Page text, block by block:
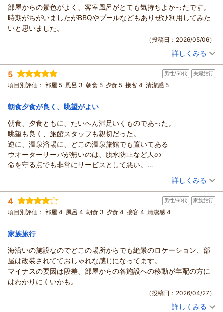
東京ドーム様とご友人の皆様のまたのお帰りを、スタッフ一同
心よりお待ちしております。
漁火の宿シーサイド観潮スタッフ一同
（返信日：2026/05/22）
討するための参考とさせていただきます。
そのような中でも、お食事につきまして「量・味・接客ともに
よかった」とのお言葉を頂戴し、大変嬉しく拝読いたしまし
た。個室でゆったりとお過ごしいただき、ご夫婦での大切なお
時間のお手伝いができましたことを光栄に思っております。
手、海を望む景色などもご満喫いただけたご様子に安堵してお
ります。離れ客室ならではのプライベート感と、海辺ならでは
の開放感を感じていただけておりましたら幸いです。
「総じてまあ満足」とのお言葉を、次回は「とても満足」と感
てまいります。
また季節を変えて、和歌の浦の景色と温泉でゆっくりとした時
間をお過ごしいただけましたら幸いでございます。
オカチン様ご夫婦のまたのお帰りを、スタッフ一同心よりお待
ちしております。
今回もお世話になりありがとうございました
〇タバコ吸う方へ 喫煙所がいくつかありますよ
〇クラフトビールもあります
大浴場行かれる方はそこだけ気にするとよいかもです
紀州温泉 ありがとうの湯 漁火の宿 シーサイド観潮からの返信
えぼし様
いつも漁火の宿シーサイド観潮をご愛顧いただき、誠にありが
この度はご主人様のお誕生日という大切なご旅行に、再び当館
をお選びいただけましたこと、スタッフ一同大変光栄に存じま
す。
前回のご宿泊を気に入ってくださり、「また来たい」と思って
いただけたことは、私どもにとって何より嬉しいお言葉でござ
います。
ル」とのお言葉を頂戴し、大変嬉しく拝読いたしました。和歌
の浦に沈む夕日は、季節や天候によって表情を変え、その瞬間
だけの特別な景色をお楽しみいただけます。
また、お誕生日ケーキやお部屋でのお祝いのお時間も、ご夫婦
の素敵な思い出となっておりましたら幸いです。スタッフのご
提案やご用意にも温かいお言葉をいただき、担当スタッフにと
一方で、ウェルカムドリンク用グラスの設置につきまして、衛
生面でご不安なお気持ちにさせてしまい申し訳ございませんで
した。いただいたご意見は真摯に受け止め、より安心してご利
用いただける環境づくりの参考とさせていただきます。
念なお気持ちにさせてしまいましたこと心苦しく存じます。限
られた共有スペースではございますが、皆様に気持ちよくご利
用いただけるよう、今後のご案内方法なども含め改善を検討し
てまいります。
さらに、ご宿泊をご検討中のお客様にも分かりやすいよう、喫
煙所やクラフトビール、別注料理、大浴場についても丁寧にご
部屋からの景色がよく、客室風呂がとても気持ちよかったです。
時期がちがいましたがBBQやプールなどもありぜひ利用してみた
いと思いました。
（投稿日：2026/05/06）
投稿者： しょーたさん(男性/20代)
宿泊プラン： 【薪火料理スタート記念】＜第１弾＞1室最大12,000円OFF！
基本プランを一番お得に♪【事前決済専用】
和洋室 朝・夕
宿泊価格帯： 30,001円以上(大人一人あたり/税込)
しょーた様
この度は数あるお宿の中より、漁火の宿シーサイド観潮へご宿
泊いただき誠にありがとうございました。
お部屋からの景色や客室風呂をご満喫いただけたご様子を、大
変嬉しく拝読いたしました。和歌の浦の海景色は、時間帯によ
って表情を変え、特に夕暮れ時の景観は私どもも自慢のひとつ
でございます。
今回は時期が合わなかったとのことですが、夏季にはBBQやプ
ールも多くのお客様にご好評いただいております。ご家族様や
ご友人との思い出作りにもぴったりの季節となりますので、ぜ
ひ次回は季節を変えてお楽しみいただけましたら幸いです。
きをお届けできるよう努めてまいります。
しょーた様のまたのお帰りを、スタッフ一同心よりお待ちして
おります。
漁火の宿シーサイド観潮スタッフ一同
（返信日：2026/05/22）
詳しくみる
5 男性/50代 夫婦旅行
項目別評価： 部屋 5 風呂 3 朝食 5 夕食 5 接客 4 清潔感 5
朝食夕食が良く、眺望がよい
朝食、夕食ともに、たいへん満足いくものであった。
眺望も良く、旅館スタッフも親切だった。
逆に、温泉浴場に、どこの温泉旅館でも置いてある
ウオーターサーバが無いのは、脱水防止など人の
命を守る点でも非常にサービスとして悪い。
あと、coffeeなどサービスのセルフバーなどオシャレで
良いと思いましたが、6階受け付けで、階段の昇降を伴う
5階に、ウエルカムドリンクバーがあり、コイン式の
すが、ソフトドリンクも同量のオチョコ量のみワイングラスにそ
そがれるのは、全くウエルカムドリンクではなく
試飲です。まして、到着して疲れてるときに、階段の昇降が
あり、さらに疲れて、全くウエルカムではなく、せこさを
感じました。
温泉からの景色は非常に良いのてすが、薄すぎて温泉泉質を殆ん
（投稿日：2026/04/30）
宿泊時期： 2026年04月宿泊 (夫婦旅行)
投稿者： バナナ栽培マニアさん
宿泊プラン： 【基本プラン】景色も♪温泉も♪お料理も♪和歌浦を味わう旅☆
選べる会席＜個室食事処＞
和室 朝・夕 朝/個室利用 夕/個室利用
宿泊価格帯：
紀州温泉 ありがとうの湯 漁火の宿 シーサイド観潮からの返信
バナナ栽培マニア様
この度は、漁火の宿シーサイド観潮へご宿泊いただき、誠にあ
りがとうございました。
また、ご夕食・ご朝食ともにご満足いただけたとのこと、大変
嬉しく拝読いたしました。眺望やスタッフ対応につきましても
詳しくみる
4 男性/60代 家族旅行
項目別評価： 部屋 4 風呂 4 朝食 3 夕食 4 接客 4 清潔感 4
家族旅行
海沿いの施設なのでどこの場所からでも絶景のロケーション、部
屋は改装されてておしゃれな感じになってます。
マイナスの要因は段差、部屋からの各施設への移動が年配の方に
はわかりにくいかも。
（投稿日：2026/04/27）
詳しくみる